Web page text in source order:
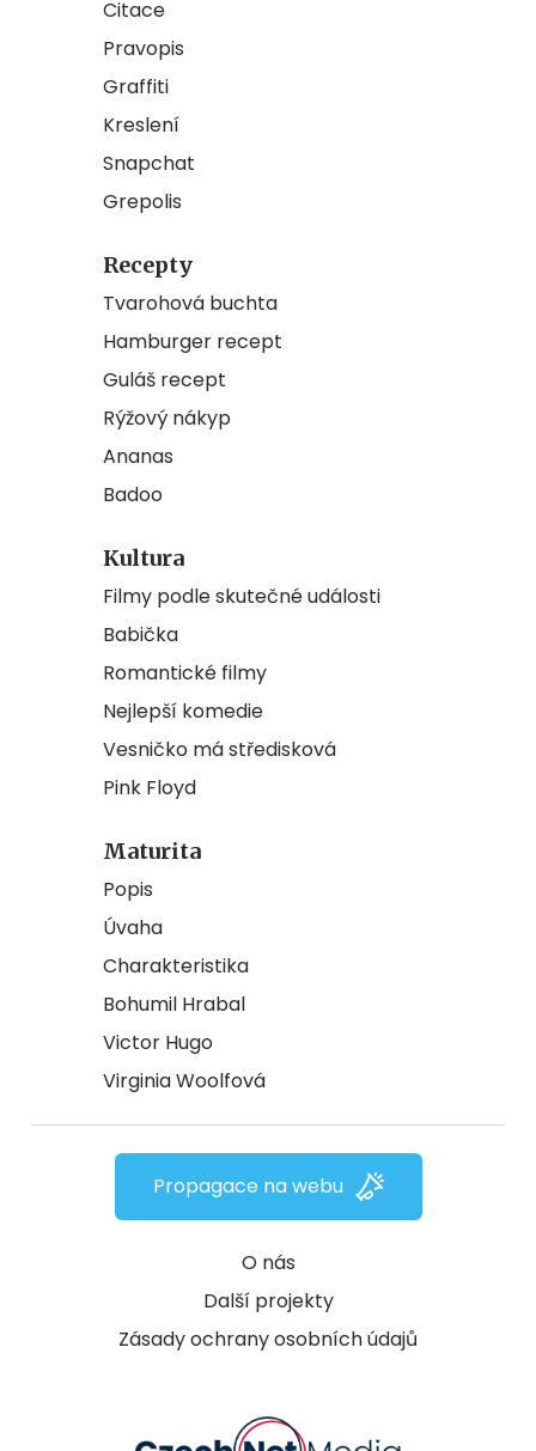
Citace
Pravopis
Graffiti
Kreslení
Snapchat
Grepolis
Recepty
Tvarohová buchta
Hamburger recept
Guláš recept
Rýžový nákyp
Ananas
Badoo
Kultura
Filmy podle skutečné události
Babička
Romantické filmy
Nejlepší komedie
Vesničko má středisková
Pink Floyd
Maturita
Popis
Úvaha
Charakteristika
Bohumil Hrabal
Victor Hugo
Virginia Woolfová
O nás
Další projekty
Zásady ochrany osobních údajů
Propagace na webu